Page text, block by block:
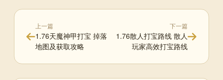
上一篇
1.76天魔神甲打宝 掉落
地图及获取攻略
下一篇
1.76散人打宝路线 散人
玩家高效打宝路线